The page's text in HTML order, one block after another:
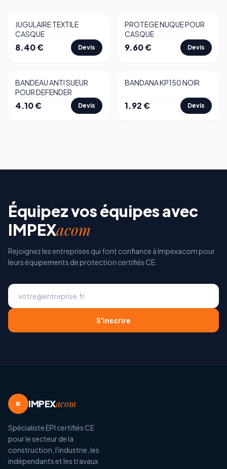
JUGULAIRE TEXTILE
CASQUE
8.40€ Devis
PROTEGE NUQUE POUR
CASQUE
9.60€ Devis
BANDEAU ANTI SUEUR
POUR DEFENDER
4.10€ Devis
BANDANA KP150 NOIR
1.92€ Devis
Équipez vos équipes avec
IMPEXacom
Rejoignez les entreprises qui font confiance à Impexacom pour
leurs équipements de protection certifiés CE.
S'inscrire
IX IMPEXacom
Spécialiste EPI certifiés CE
pour le secteur de la
construction, l'industrie, les
indépendants et les travaux